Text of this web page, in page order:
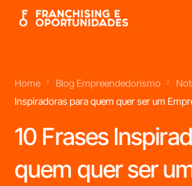
Home Blog Empreendedorismo
Inspiradoras para quem quer ser um
10 Frases
quem quer ser